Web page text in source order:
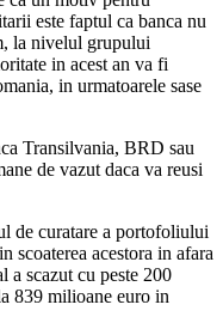
este faptul ca banca nu
la nivelul grupului
in acest an va fi
in urmatoarele sase
Transilvania, BRD sau
de vazut daca va reusi
de curatare a portofoliului
scoaterea acestora in afara
scazut cu peste 200
839 milioane euro in